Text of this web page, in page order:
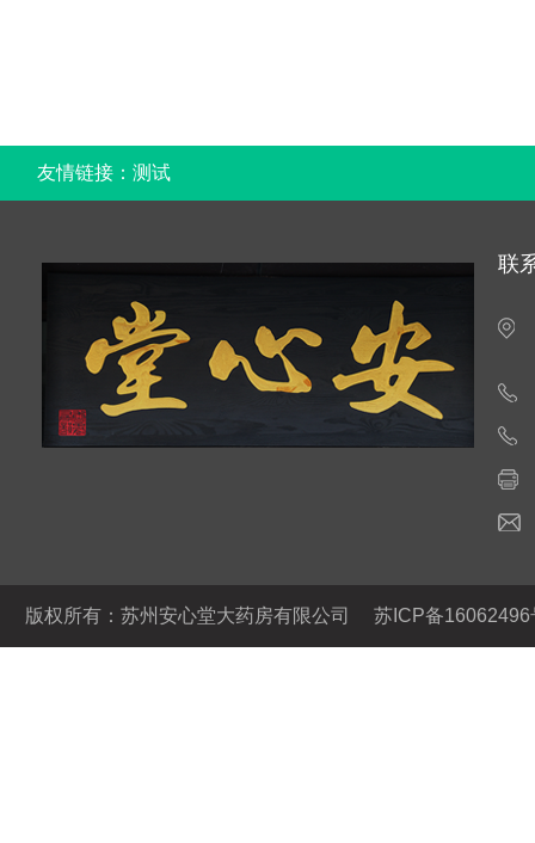
友情链接： 测试
联
版权所有：苏州安心堂大药房有限公司 苏ICP备16062496